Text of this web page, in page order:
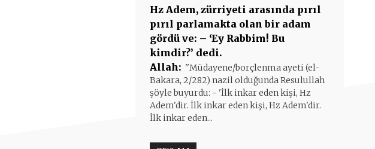
Hz Adem, zürriyeti arasında pırıl
pırıl parlamakta olan bir adam
gördü ve: – ‘Ey Rabbim! Bu
kimdir?’ dedi.
Allah: ''Müdayene/borçlenma ayeti (el-
Bakara, 2/282) nazil olduğunda Resulullah
şöyle buyurdu: - 'İlk inkar eden kişi, Hz
Adem'dir. İlk inkar eden kişi, Hz Adem'dir.
İlk inkar eden...